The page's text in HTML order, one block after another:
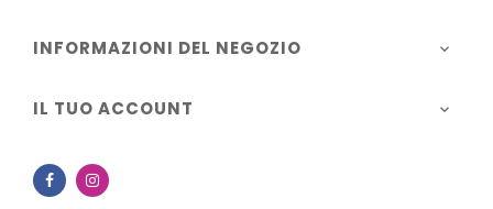
INFORMAZIONI DEL NEGOZIO 
IL TUO ACCOUNT 
Facebook